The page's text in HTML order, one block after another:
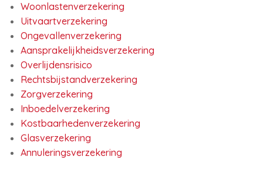
Woonlastenverzekering
Uitvaartverzekering
Ongevallenverzekering
Aansprakelijkheidsverzekering
Overlijdensrisico
Rechtsbijstandverzekering
Zorgverzekering
Inboedelverzekering
Kostbaarhedenverzekering
Glasverzekering
Annuleringsverzekering